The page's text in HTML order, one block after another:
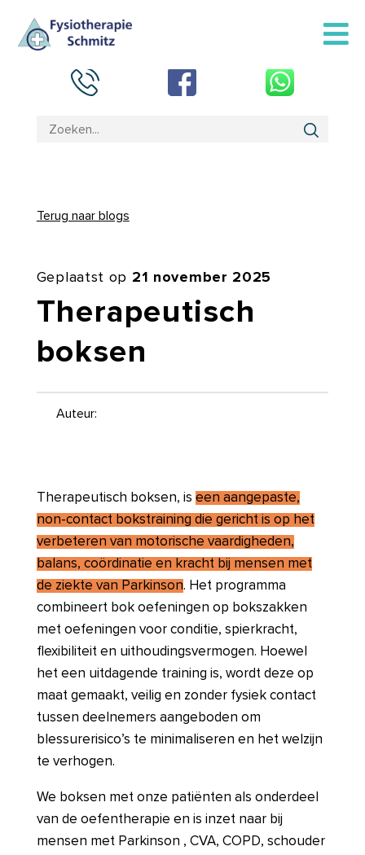
Terug naar blogs
Geplaatst op 21 november 2025
Therapeutisch
boksen
Auteur:
Therapeutisch boksen, is een aangepaste,
non-contact bokstraining die gericht is op het
verbeteren van motorische vaardigheden,
balans, coördinatie en kracht bij mensen met
de ziekte van Parkinson. Het programma
combineert bok oefeningen op bokszakken
met oefeningen voor conditie, spierkracht,
flexibiliteit en uithoudingsvermogen. Hoewel
het een uitdagende training is, wordt deze op
maat gemaakt, veilig en zonder fysiek contact
tussen deelnemers aangeboden om
blessurerisico’s te minimaliseren en het welzijn
te verhogen.
We boksen met onze patiënten als onderdeel
van de oefentherapie en is inzet naar bij
mensen met Parkinson , CVA, COPD, schouder